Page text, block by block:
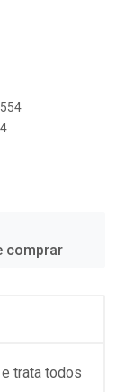
comprar
e trata todos